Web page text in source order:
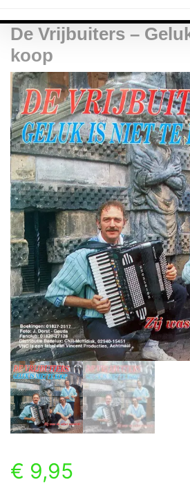
De Vrijbuiters –
koop
€ 9,95